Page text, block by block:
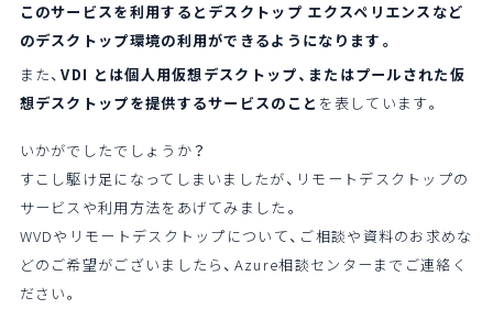
このサービスを利用するとデスクトップ エクスペリエンスなど
のデスクトップ環境の利用ができるようになります。
また、VDI とは個人用仮想デスクトップ、またはプールされた仮
想デスクトップを提供するサービスのこと を表しています。
いかがでしたでしょうか？
すこし駆け足になってしまいましたが、リモートデスクトップの
サービスや利用方法をあげてみました。
WVDやリモートデスクトップについて、ご相談や資料のお求めな
どのご希望がございましたら、Azure相談センターまでご連絡く
ださい。